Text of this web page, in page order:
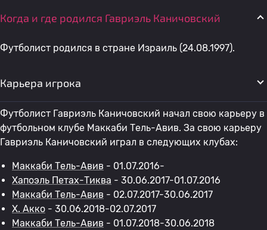
Когда и где родился Гавриэль Каничовский
Футболист родился в стране Израиль (24.08.1997).
Карьера игрока
Футболист Гавриэль Каничовский начал свою карьеру в
футбольном клубе Маккаби Тель-Авив. За свою карьеру
Гавриэль Каничовский играл в следующих клубах:
Маккаби Тель-Авив - 01.07.2016-
Хапоэль Петах-Тиква - 30.06.2017-01.07.2016
Маккаби Тель-Авив - 02.07.2017-30.06.2017
Х. Акко - 30.06.2018-02.07.2017
Маккаби Тель-Авив - 01.07.2018-30.06.2018